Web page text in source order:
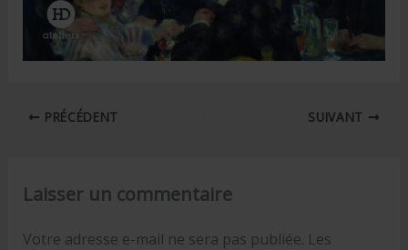
PRÉCÉDENT SUIVANT
Laisser un commentaire
Votre adresse e-mail ne sera pas publiée. Les